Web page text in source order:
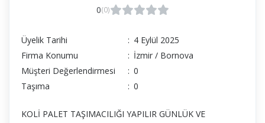
0(0)
Üyelik Tarihi : 4 Eylül 2025
Firma Konumu
: İzmir / Bornova
Müşteri Değerlendirmesi
: 0
Taşıma
: 0
KOLİ PALET TAŞIMACILIĞI YAPILIR GÜNLÜK VE